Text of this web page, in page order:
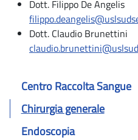
Centro Raccolta Sangue
Chirurgia generale
Endoscopia
Dott. Filippo De Angelis
Dott. Claudio Brunettini